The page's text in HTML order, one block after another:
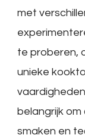
met
te proberen,
unieke
belangrijk
smaken en